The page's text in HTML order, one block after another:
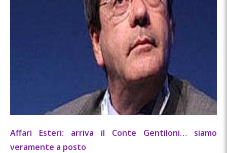
Affari Esteri: arriva il Conte Gentiloni… siamo
veramente a posto